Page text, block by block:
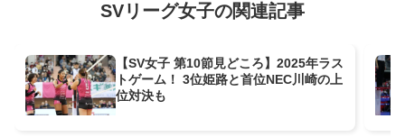
SVリーグ女子の関連記事
【SV女子 第10節見どころ】2025年ラス
トゲーム！ 3位姫路と首位NEC川崎の上
位対決も